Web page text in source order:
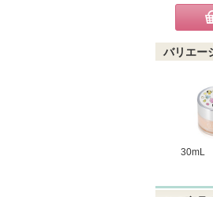
購入サ
バリエー
30mL